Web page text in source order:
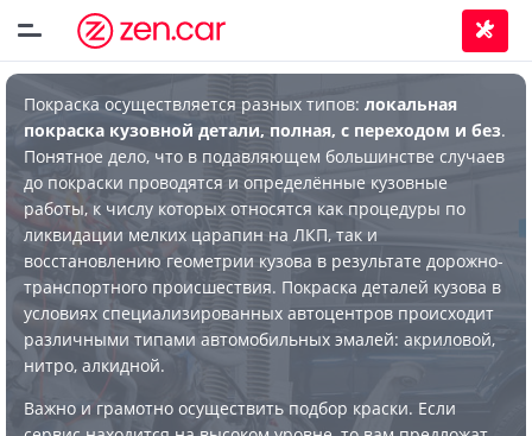
Покраска осуществляется разных типов: локальная
покраска кузовной детали, полная, с переходом и без.
Понятное дело, что в подавляющем большинстве случаев
до покраски проводятся и определённые кузовные
работы, к числу которых относятся как процедуры по
ликвидации мелких царапин на ЛКП, так и
восстановлению геометрии кузова в результате дорожно-
транспортного происшествия. Покраска деталей кузова в
условиях специализированных автоцентров происходит
различными типами автомобильных эмалей: акриловой,
нитро, алкидной.
Важно и грамотно осуществить подбор краски. Если